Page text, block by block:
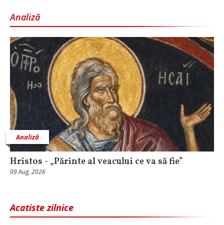
Analiză
Analiză
Hristos - „Părinte al veacului ce va să fie”
09 Aug, 2026
Acatiste zilnice